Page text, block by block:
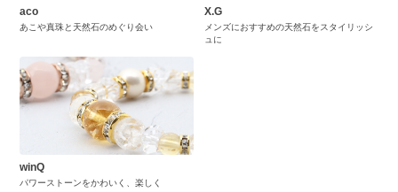
aco
あこや真珠と天然石のめぐり会い
X.G
メンズにおすすめの天然石をスタイリッシ
ュに
winQ
パワーストーンをかわいく、楽しく